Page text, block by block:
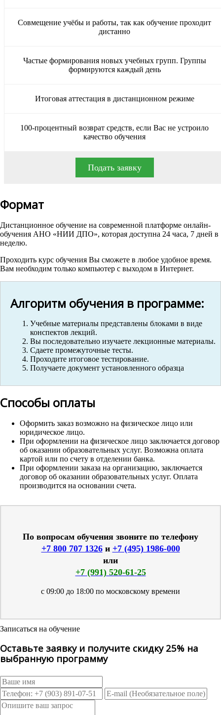
Совмещение учёбы и работы, так как обучение проходит
дистанно
Частые формирования новых учебных групп. Группы
формируются каждый день
Итоговая аттестация в дистанционном режиме
100-процентный возврат средств, если Вас не устроило
качество обучения
Подать заявку
Формат
Дистанционное обучение на современной платформе онлайн-
обучения АНО «НИИ ДПО», которая доступна 24 часа, 7 дней в
неделю.
Проходить курс обучения Вы сможете в любое удобное время.
Вам необходим только компьютер с выходом в Интернет.
Алгоритм обучения в программе:
Учебные материалы представлены блоками в виде
конспектов лекций.
Вы последовательно изучаете лекционные материалы.
Сдаете промежуточные тесты.
Проходите итоговое тестирование.
Получаете документ установленного образца
Способы оплаты
Оформить заказ возможно на физическое лицо или
юридическое лицо.
При оформлении на физическое лицо заключается договор
об оказании образовательных услуг. Возможна оплата
картой или по счету в отделении банка.
При оформлении заказа на организацию, заключается
договор об оказании образовательных услуг. Оплата
производится на основании счета.
По вопросам обучения звоните по телефону
+7 800 707 1326и +7 (495) 1986-000
или
+7 (991) 520-61-25
с 09:00 до 18:00 по московскому времени
Записаться на обучение
Оставьте заявку и получите скидку 25% на
выбранную программу